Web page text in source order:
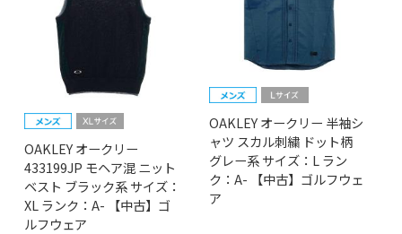
OAKLEY オークリー
433199JP モヘア混 ニット
ベスト ブラック系 サイズ：
XL ランク：A- 【中古】ゴ
ルフウェア
OAKLEY オークリー 半袖シ
ャツ スカル刺繍 ドット柄
グレー系 サイズ：L ラン
ク：A- 【中古】ゴルフウェ
ア